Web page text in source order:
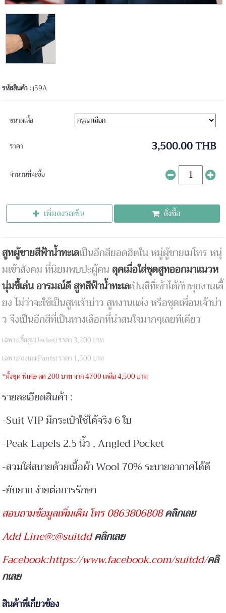
รหัสสินค้า :j59A
ขนาดเสื้อ
ราคา 3,500.00 THB
จำนวนที่จะซื้อ
เพิ่มลงรถเข็น สั่งซื้อ
สูทผู้ชายสีฟ้าน้ำทะเลเป็นอีกสียอดฮิตใน หมู่ผู้ชายเมโทร หนุ่
มเข้าสังคม ที่นิยมพบปะผู้คนลุคเมื่อใส่ชุดสูทออกมาแนวห
นุ่มขี้เล่น อารมณ์ดี สูทสีฟ้าน้ำทะเลเป็นสีที่เข้าได้กับทุกงานเลี้
ยง ไม่ว่าจะใช้เป็นสูทเจ้าบ่าว สูทงานแต่ง หรือชุดเพื่อนเจ้าบ่า
ว จึงเป็นอีกสีที่เป็นทางเลือกที่น่าสนใจมากๆเลยทีเดียว
เฉพาะเสื้อสูท(Jacket) ราคา 3,200 บาท
เฉพาะกางเกง(Pants) ราคา 1,500 บาท
*ทั้งชุด พิเศษ ลด 200 บาท จาก 4700 เหลือ 4,500 บาท
รายละเอียดสินค้า :
-Suit VIP มีกระเป๋าใช้ได้จริง 6 ใบ
-Peak Lapels 2.5 นิ้ว , Angled Pocket
-สวมใส่สบายด้วยเนื้อผ้า Wool 70% ระบายอากาศได้ดี
-ยับยาก ง่ายต่อการรักษา
สอบถามข้อมูลเพิ่มเติม โทร 0863806808คลิกเลย
Add Line@:@suitddคลิกเลย
Facebook:https://www.facebook.com/suitdd/คลิ
กเลย
สินค้าที่เกี่ยวข้อง